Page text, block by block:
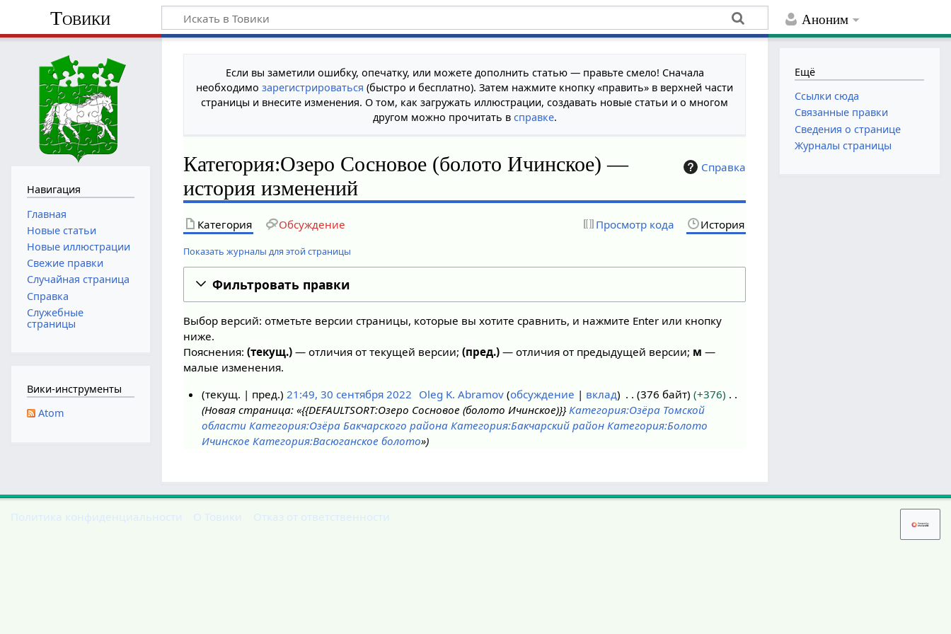
Аноним
Товики
Если вы заметили ошибку, опечатку, или можете дополнить статью — правьте смело! Сначала
необходимозарегистрироваться (быстро и бесплатно). Затем нажмите кнопку «править» в верхней части
страницы и внесите изменения. О том, как загружать иллюстрации, создавать новые статьи и о многом
другом можно прочитать в справке.
Справка
Категория:Озеро Сосновое (болото Ичинское) —
история изменений
Категория Обсуждение Просмотр кода История
Показать журналы для этой страницы
Фильтровать правки
Выбор версий: отметьте версии страницы, которые вы хотите сравнить, и нажмите Enter или кнопку
ниже.
Пояснения:(текущ.) — отличия от текущей версии;(пред.) — отличия от предыдущей версии; м —
малые изменения.
т
текущ. пред. 21:49, 30 сентября 2022 Oleg K. Abramov обсуждение вклад 376 байт
+376
Новая страница: «{{DEFAULTSORT:Озеро Сосновое (болото Ичинское)}}Категория:Озёра Томской
области Категория:Озёра Бакчарского района Категория:Бакчарский район Категория:Болото
Ичинское Категория:Васюганское болото»
Навигация
Главная
Новые статьи
Новые иллюстрации
Свежие правки
Случайная страница
Справка
Служебные
страницы
Вики-инструменты
Atom
Ещё
Ссылки сюда
Связанные правки
Сведения о странице
Журналы страницы